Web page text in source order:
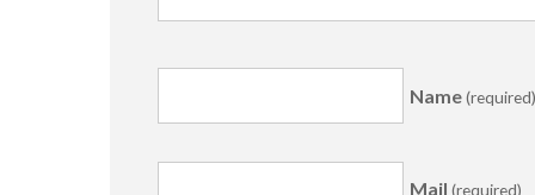
Name
Mail(required)